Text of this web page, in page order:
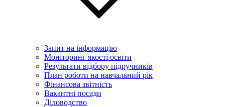
Запит на інформацію
Моніторинг якості освіти
Результати відбору підручників
План роботи на навчальний рік
Фінансова звітність
Вакантні посади
Діловодство